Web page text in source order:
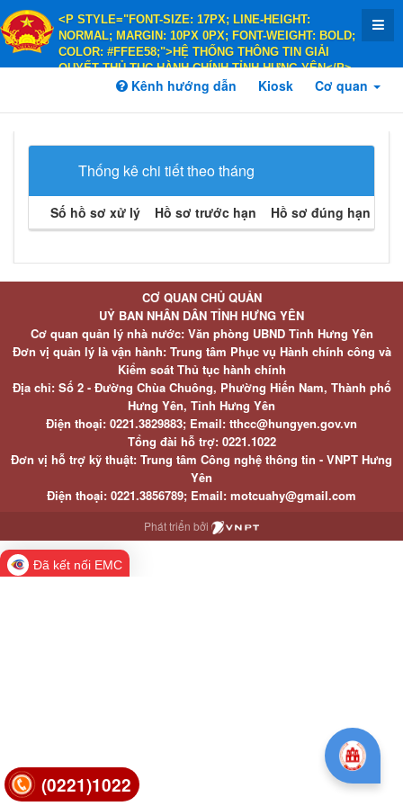
<P STYLE="FONT-SIZE: 17PX; LINE-HEIGHT:
NORMAL; MARGIN: 10PX 0PX; FONT-WEIGHT: BOLD;
COLOR: #FFEE58;">HỆ THỐNG THÔNG TIN GIẢI
QUYẾT THỦ TỤC HÀNH CHÍNH TỈNH HƯNG YÊN</P>
<P STYLE="FONT-SIZE: 14PX; LINE-HEIGHT:
COLOR: #FFEE58;">HÀNH CHÍNH PHỤC VỤ</P>
Kênh hướng dẫn Kiosk Cơ quan
Thống kê chi tiết theo tháng
Số hồ sơ xử lý Hồ sơ trước hạn Hồ sơ đúng hạn
(0221)1022
CƠ QUAN CHỦ QUẢN
UỶ BAN NHÂN DÂN TỈNH HƯNG YÊN
Cơ quan quản lý nhà nước: Văn phòng UBND Tỉnh Hưng Yên
Đơn vị quản lý là vận hành: Trung tâm Phục vụ Hành chính công và
Kiểm soát Thủ tục hành chính
Địa chỉ: Số 2 - Đường Chùa Chuông, Phường Hiến Nam, Thành phố
Hưng Yên, Tỉnh Hưng Yên
Điện thoại: 0221.3829883; Email: tthcc@hungyen.gov.vn
Tổng đài hỗ trợ: 0221.1022
Đơn vị hỗ trợ kỹ thuật: Trung tâm Công nghệ thông tin - VNPT Hưng
Yên
Điện thoại: 0221.3856789; Email: motcuahy@gmail.com
Phát triển bởi
Đã kết nối EMC